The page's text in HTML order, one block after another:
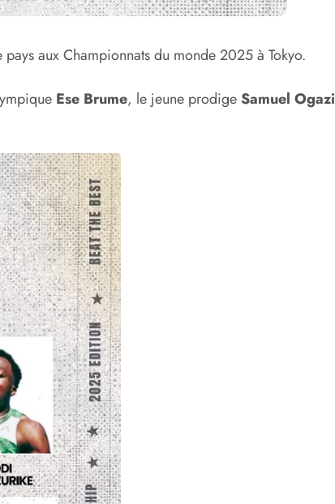
aux Championnats du monde 2025 à Tokyo.
Ese Brume, le jeune prodigeSamuel Ogazi